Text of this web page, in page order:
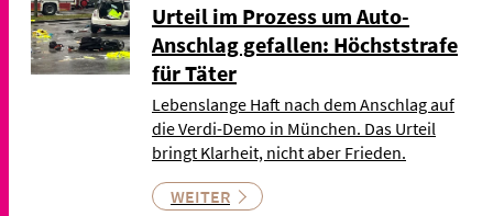
Urteil im Prozess um Auto-
Anschlag gefallen: Höchststrafe
für Täter
Lebenslange Haft nach dem Anschlag auf
die Verdi-Demo in München. Das Urteil
bringt Klarheit, nicht aber Frieden.
WEITER